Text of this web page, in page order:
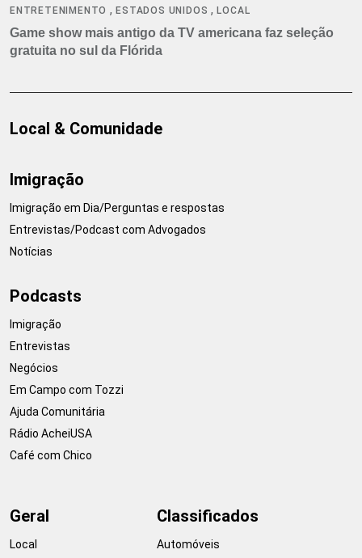
ENTRETENIMENTO ,ESTADOS UNIDOS ,LOCAL
Game show mais antigo da TV americana faz seleção
gratuita no sul da Flórida
Local & Comunidade
Imigração
Imigração em Dia/Perguntas e respostas
Entrevistas/Podcast com Advogados
Notícias
Podcasts
Imigração
Entrevistas
Negócios
Em Campo com Tozzi
Ajuda Comunitária
Rádio AcheiUSA
Café com Chico
Geral
Local
Classificados
Automóveis